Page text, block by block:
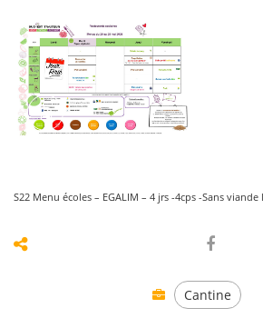
S22 Menu écoles – EGALIM – 4 jrs -4cps -Sans
Cantine